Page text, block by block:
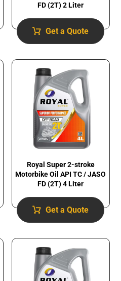
FD (2T) 2 Liter
Get a Quote
Royal Super 2-stroke
Motorbike Oil API TC / JASO
FD (2T) 4 Liter
Get a Quote